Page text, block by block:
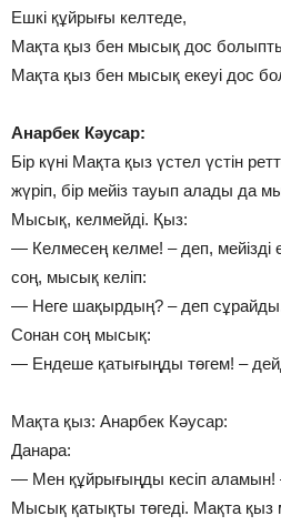
Ешкі құйрығы келтеде,
Мақта қыз бен мысық дос
Мақта қыз бен мысық екеуі дос
Анарбек Кәусар:
Бір күні Мақта қыз үстел үстін
жүріп, бір мейіз тауып алады да
Мысық, келмейді. Қыз:
— Келмесең келме! – деп, мейізді
соң, мысық келіп:
— Неге шақырдың? – деп
Сонан соң мысық:
— Ендеше қатығыңды төгем! –
Мақта қыз: Анарбек Кәусар:
Данара:
— Мен құйрығыңды кесіп аламын!
Мысық қатықты төгеді. Мақта қыз